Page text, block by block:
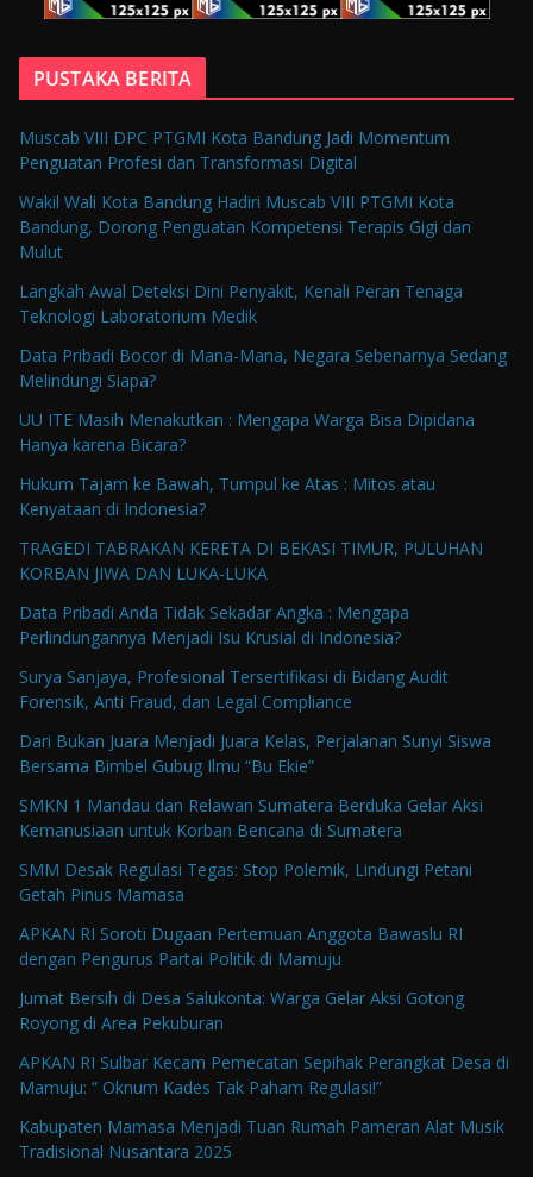
PUSTAKA BERITA
Muscab VIII DPC PTGMI Kota Bandung Jadi Momentum
Penguatan Profesi dan Transformasi Digital
Wakil Wali Kota Bandung Hadiri Muscab VIII PTGMI Kota
Bandung, Dorong Penguatan Kompetensi Terapis Gigi dan
Mulut
Langkah Awal Deteksi Dini Penyakit, Kenali Peran Tenaga
Teknologi Laboratorium Medik
Data Pribadi Bocor di Mana-Mana, Negara Sebenarnya Sedang
Melindungi Siapa?
UU ITE Masih Menakutkan : Mengapa Warga Bisa Dipidana
Hanya karena Bicara?
Hukum Tajam ke Bawah, Tumpul ke Atas : Mitos atau
Kenyataan di Indonesia?
TRAGEDI TABRAKAN KERETA DI BEKASI TIMUR, PULUHAN
KORBAN JIWA DAN LUKA-LUKA
Data Pribadi Anda Tidak Sekadar Angka : Mengapa
Perlindungannya Menjadi Isu Krusial di Indonesia?
Surya Sanjaya, Profesional Tersertifikasi di Bidang Audit
Forensik, Anti Fraud, dan Legal Compliance
Dari Bukan Juara Menjadi Juara Kelas, Perjalanan Sunyi Siswa
Bersama Bimbel Gubug Ilmu “Bu Ekie”
SMKN 1 Mandau dan Relawan Sumatera Berduka Gelar Aksi
Kemanusiaan untuk Korban Bencana di Sumatera
SMM Desak Regulasi Tegas: Stop Polemik, Lindungi Petani
Getah Pinus Mamasa
APKAN RI Soroti Dugaan Pertemuan Anggota Bawaslu RI
dengan Pengurus Partai Politik di Mamuju
Jumat Bersih di Desa Salukonta: Warga Gelar Aksi Gotong
Royong di Area Pekuburan
APKAN RI Sulbar Kecam Pemecatan Sepihak Perangkat Desa di
Mamuju: “ Oknum Kades Tak Paham Regulasi!”
Kabupaten Mamasa Menjadi Tuan Rumah Pameran Alat Musik
Tradisional Nusantara 2025